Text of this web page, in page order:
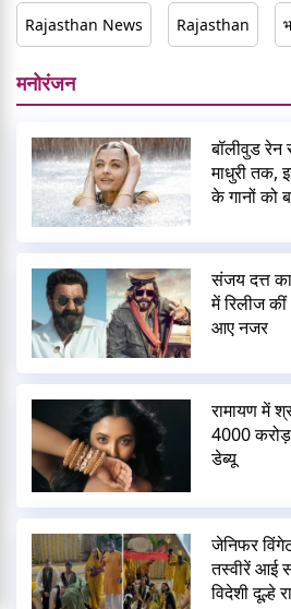
Rajasthan News Rajasthan
मनोरंजन
बॉलीवुड रेन
माधुरी तक,
के गानों को
संजय दत्त
में रिलीज
आए नजर
रामायण में
4000
डेब्यू
जेनिफर
तस्वीरें आई
विदेशी दूल्हे